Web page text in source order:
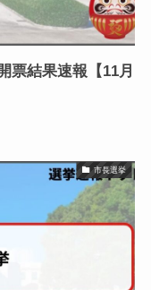
票結果速報【11月
市長選挙